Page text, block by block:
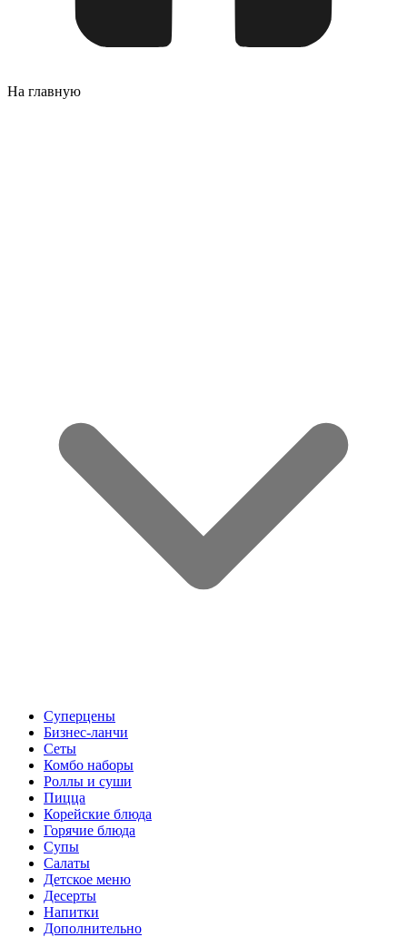
На главную
Суперцены
Бизнес-ланчи
Сеты
Комбо наборы
Роллы и суши
Пицца
Корейские блюда
Горячие блюда
Супы
Салаты
Детское меню
Десерты
Напитки
Дополнительно